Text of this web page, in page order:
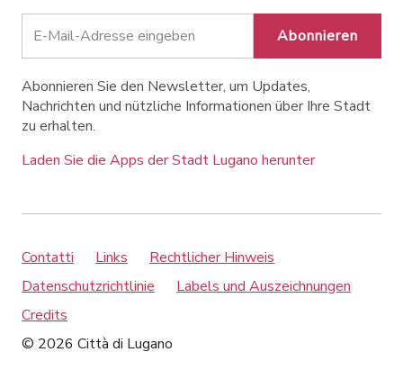
Abonnieren
Abonnieren Sie den Newsletter, um Updates,
Nachrichten und nützliche Informationen über Ihre Stadt
zu erhalten.
Laden Sie die Apps der Stadt Lugano herunter
Contatti Links
Rechtlicher Hinweis
Datenschutzrichtlinie
Labels und Auszeichnungen
Credits
© 2026 Città di Lugano